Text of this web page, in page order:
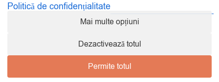
Politică de confidențialitate
Mai multe opțiuni
Dezactivează totul
Permite totul